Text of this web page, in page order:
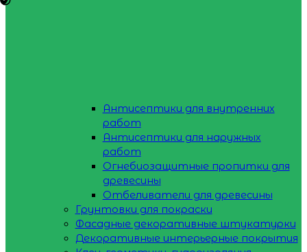
Антисептики для внутренних
работ
Антисептики для наружных
работ
Огнебиозащитные пропитки для
древесины
Отбеливатели для древесины
Грунтовки для покраски
Фасадные декоративные штукатурки
Декоративные интерьерные покрытия